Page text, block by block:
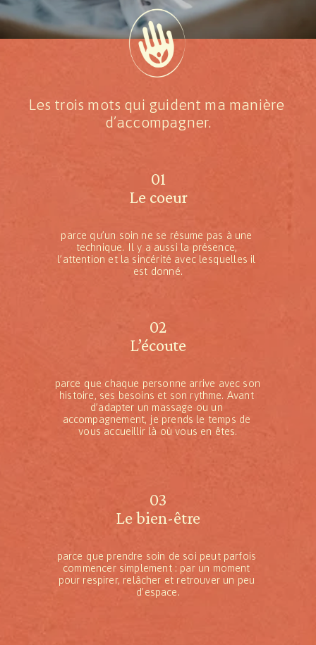
Les trois mots qui guident ma manière
d’accompagner.
01
Le coeur
parce qu’un soin ne se résume pas à une
technique. Il y a aussi la présence,
l’attention et la sincérité avec lesquelles il
est donné.
02
L’écoute
parce que chaque personne arrive avec son
histoire, ses besoins et son rythme. Avant
d’adapter un massage ou un
accompagnement, je prends le temps de
vous accueillir là où vous en êtes.
03
Le bien-être
parce que prendre soin de soi peut parfois
commencer simplement : par un moment
pour respirer, relâcher et retrouver un peu
d’espace.